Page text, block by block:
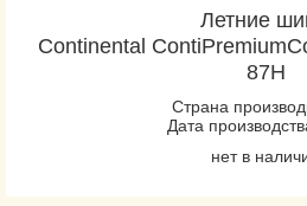
Летние
Continental
87H
Страна
Дата
нет в